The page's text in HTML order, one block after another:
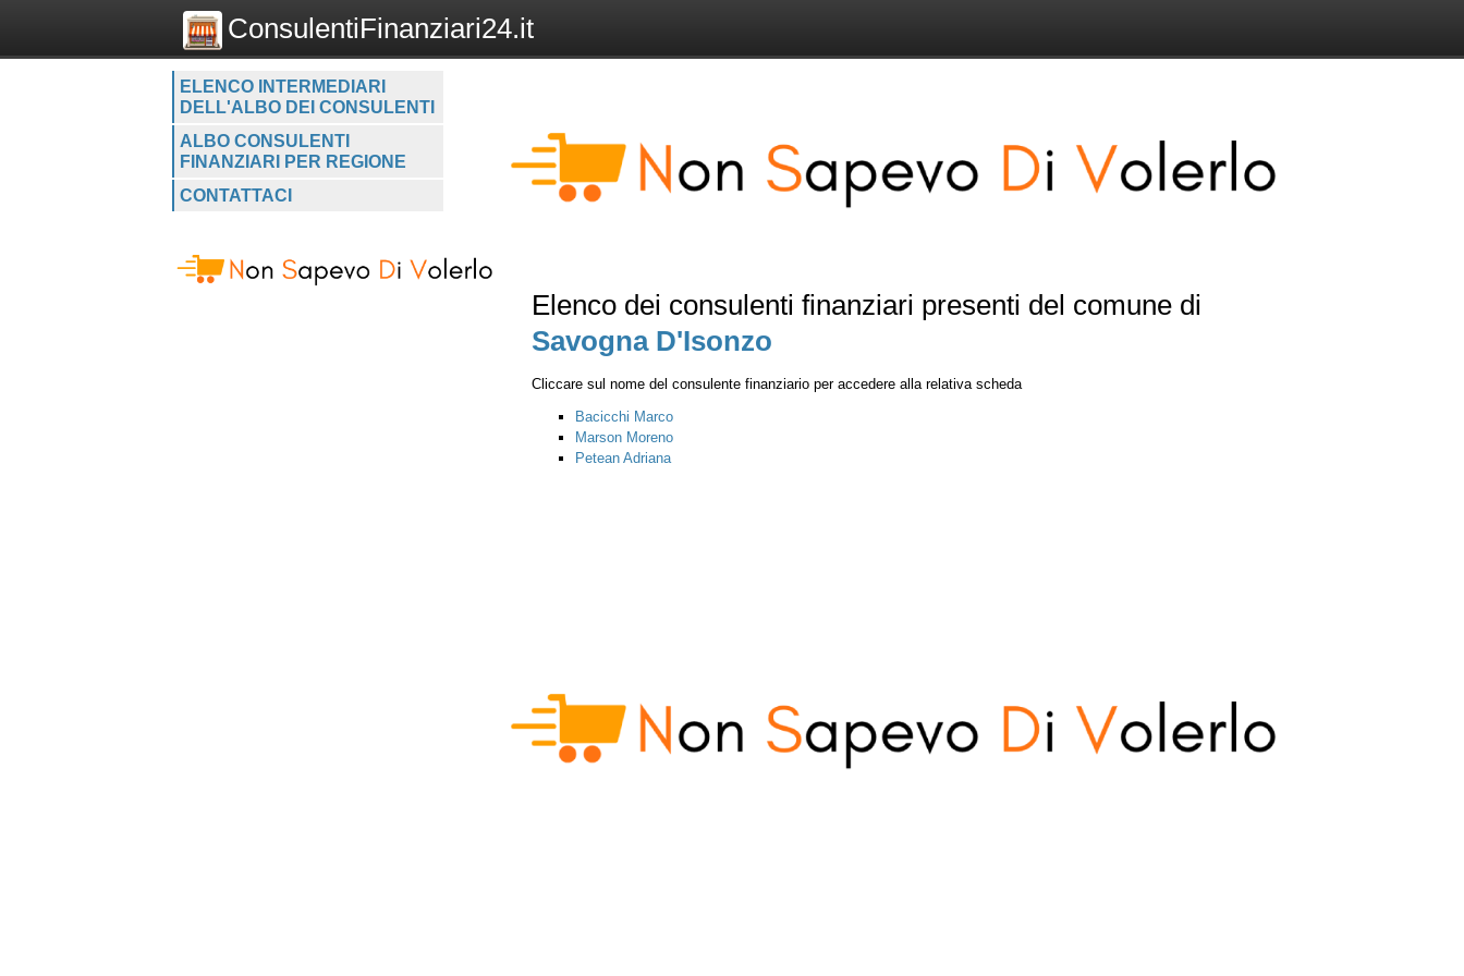
ConsulentiFinanziari24.it
ELENCO INTERMEDIARI
DELL'ALBO DEI CONSULENTI
ALBO CONSULENTI
FINANZIARI PER REGIONE
CONTATTACI
Elenco dei consulenti finanziari presenti del comune di
Savogna D'Isonzo
Cliccare sul nome del consulente finanziario per accedere alla relativa scheda
Bacicchi Marco
Marson Moreno
Petean Adriana